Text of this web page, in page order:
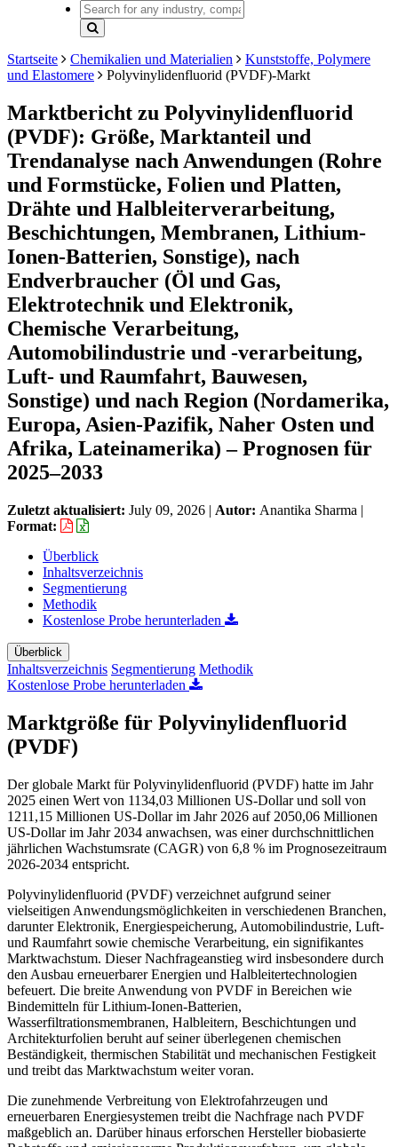
Startseite Chemikalien und Materialien
Kunststoffe, Polymere
und Elastomere
Polyvinylidenfluorid (PVDF)-Markt
Marktbericht zu Polyvinylidenfluorid
(PVDF): Größe, Marktanteil und
Trendanalyse nach Anwendungen (Rohre
und Formstücke, Folien und Platten,
Drähte und Halbleiterverarbeitung,
Beschichtungen, Membranen, Lithium-
Ionen-Batterien, Sonstige), nach
Endverbraucher (Öl und Gas,
Elektrotechnik und Elektronik,
Chemische Verarbeitung,
Automobilindustrie und -verarbeitung,
Luft- und Raumfahrt, Bauwesen,
Sonstige) und nach Region (Nordamerika,
Europa, Asien-Pazifik, Naher Osten und
Afrika, Lateinamerika) – Prognosen für
2025–2033
Zuletzt aktualisiert: July 09, 2026 | Autor: Anantika Sharma |
Format:
Überblick
Inhaltsverzeichnis
Segmentierung
Methodik
Kostenlose Probe herunterladen
Überblick
Inhaltsverzeichnis Segmentierung Methodik
Kostenlose Probe herunterladen
Marktgröße für Polyvinylidenfluorid
(PVDF)
Der globale Markt für Polyvinylidenfluorid (PVDF) hatte im Jahr
2025 einen Wert von 1134,03 Millionen US-Dollar und soll von
1211,15 Millionen US-Dollar im Jahr 2026 auf 2050,06 Millionen
US-Dollar im Jahr 2034 anwachsen, was einer durchschnittlichen
jährlichen Wachstumsrate (CAGR) von 6,8 % im Prognosezeitraum
2026-2034 entspricht.
Polyvinylidenfluorid (PVDF) verzeichnet aufgrund seiner
vielseitigen Anwendungsmöglichkeiten in verschiedenen Branchen,
darunter Elektronik, Energiespeicherung, Automobilindustrie, Luft-
und Raumfahrt sowie chemische Verarbeitung, ein signifikantes
Marktwachstum. Dieser Nachfrageanstieg wird insbesondere durch
den Ausbau erneuerbarer Energien und Halbleitertechnologien
befeuert. Die breite Anwendung von PVDF in Bereichen wie
Bindemitteln für Lithium-Ionen-Batterien,
Wasserfiltrationsmembranen, Halbleitern, Beschichtungen und
Architekturfolien beruht auf seiner überlegenen chemischen
Beständigkeit, thermischen Stabilität und mechanischen Festigkeit
und treibt das Marktwachstum weiter voran.
Die zunehmende Verbreitung von Elektrofahrzeugen und
erneuerbaren Energiesystemen treibt die Nachfrage nach PVDF
maßgeblich an. Darüber hinaus erforschen Hersteller biobasierte